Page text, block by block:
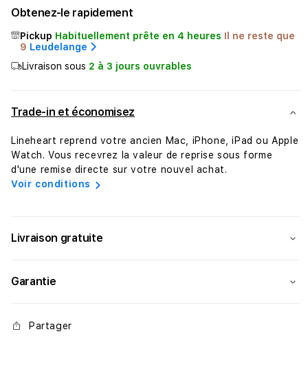
de
Magic
Trackpad
Surface
-
Obtenez-le rapidement
Pickup Habituellement prête en 4 heures Il ne reste que
9 Leudelange
Livraison sous 2 à 3 jours ouvrables
Trade-in et économisez
Lineheart reprend votre ancien Mac, iPhone, iPad ou Apple
Watch. Vous recevrez la valeur de reprise sous forme
d'une remise directe sur votre nouvel achat.
Voir conditions
Livraison gratuite
Garantie
Partager